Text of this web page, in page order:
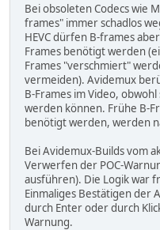
Bei obsoleten Codecs wie
frames" immer schadlos
HEVC dürfen B-frames
Frames benötigt werden
Frames "verschmiert"
vermeiden). Avidemux
B-Frames im Video,
werden können. Frühe B-
benötigt werden, werden
Bei Avidemux-Builds vom
Verwerfen der POC-
ausführen). Die Logik war
Einmaliges Bestätigen der
durch Enter oder durch
Warnung.